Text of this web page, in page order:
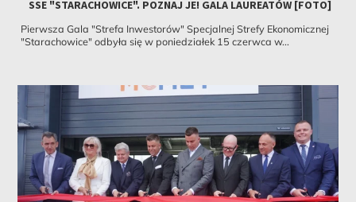
SSE "STARACHOWICE". POZNAJ JE! GALA LAUREATÓW [FOTO]
Pierwsza Gala "Strefa Inwestorów" Specjalnej Strefy Ekonomicznej
"Starachowice" odbyła się w poniedziałek 15 czerwca w...